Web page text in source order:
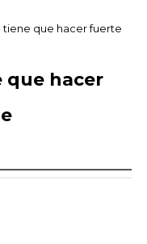
tiene que hacer fuerte
que hacer